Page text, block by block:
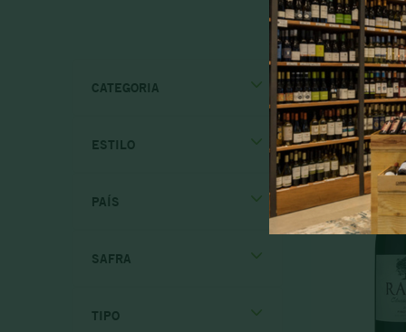
CATEGORIA
Tinto
ESTILO
Brancos Frutados
Tintos Leves
PAÍS
Portugal
SAFRA
TIPO
3º
4º
5º
6º
7º
8º
9º
10º